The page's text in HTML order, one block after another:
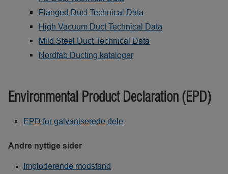
Flanged Duct Technical Data
High Vacuum Duct Technical Data
Mild Steel Duct Technical Data
Nordfab Ducting kataloger
Environmental Product Declaration (EPD)
EPD for galvaniserede dele
Andre nyttige sider
Imploderende modstand